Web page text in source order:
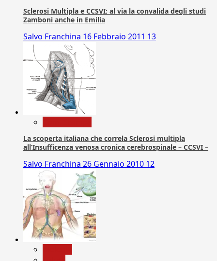
Sclerosi Multipla e CCSVI: al via la convalida degli studi
Zamboni anche in Emilia
Salvo Franchina 16 Febbraio 2011 13
La scoperta italiana che correla Sclerosi multipla
all’Insufficenza venosa cronica cerebrospinale – CCSVI –
Salvo Franchina 26 Gennaio 2010 12